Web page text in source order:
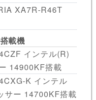
XA7R-R46T
載機
インテル(R)
14900KF搭載
K インテル
サー 14700KF搭載